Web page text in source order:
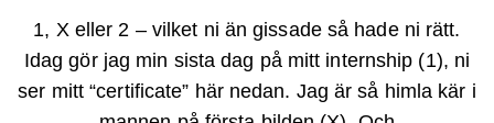
1, X eller 2 – vilket ni än gissade så hade ni rätt.
Idag gör jag min sista dag på mitt internship (1), ni
ser mitt “certificate” här nedan. Jag är så himla kär i